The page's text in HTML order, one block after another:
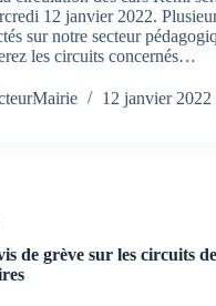
12 janvier 2022.
sur notre secteur
les circuits concernés…
12 janvier 2022
de grève sur les circuits